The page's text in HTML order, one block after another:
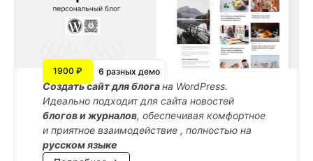
1900 ₽ 6 разных демо
Cоздать сайт для блогана WordPress.
Идеально подходит для сайта новостей
блогов и журналов, обеспечивая комфортное
и приятное взаимодействие , полностью на
русском языке